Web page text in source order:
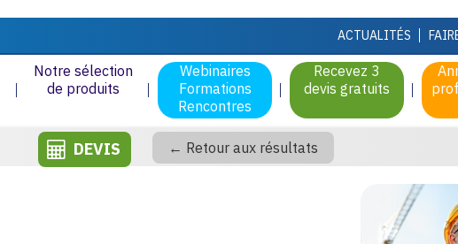
ACTUALITÉS
Notre sélection
de produits
Webinaires
Formations
Rencontres
Recevez 3
devis gratuits
DEVIS ← Retour aux résultats